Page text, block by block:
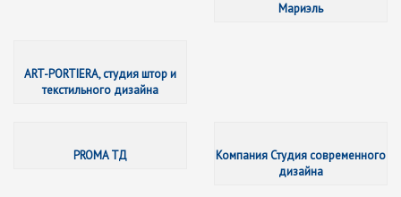
Мариэль
ART-PORTIERA, студия штор и
текстильного дизайна
PROMA ТД
Компания Студия современного
дизайна